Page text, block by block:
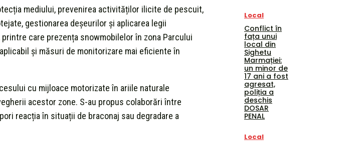
mediului, prevenirea activităților ilicite de pescuit,
gestionarea deșeurilor și aplicarea legii
care prezența snowmobilelor în zona Parcului
și măsuri de monitorizare mai eficiente în
cu mijloace motorizate în ariile naturale
acestor zone. S-au propus colaborări între
reacția în situații de braconaj sau degradare a
Local
Conflict în
fața unui
local din
Sighetu
Marmației:
un minor de
17 ani a fost
agresat,
poliția a
deschis
DOSAR
PENAL
Local